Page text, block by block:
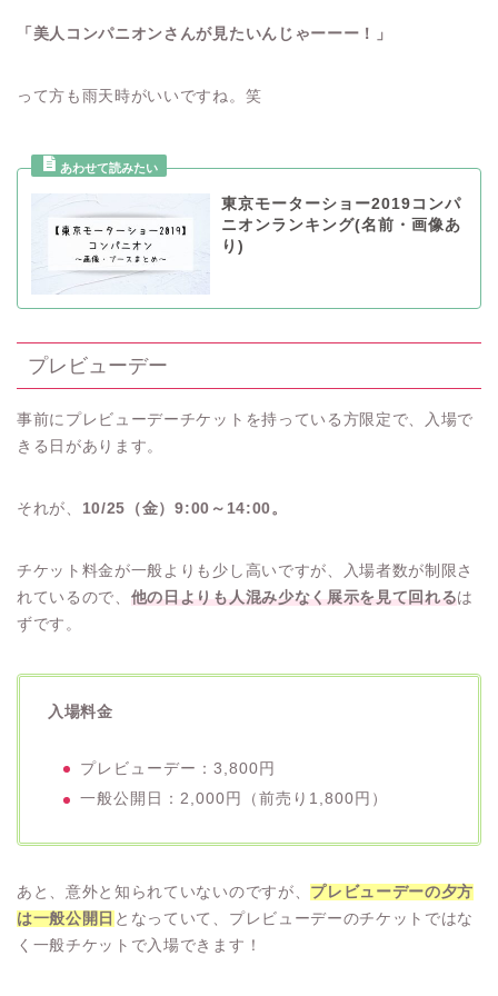
「美人コンパニオンさんが見たいんじゃーーー！」
って方も雨天時がいいですね。笑
東京モーターショー2019コンパ
ニオンランキング(名前・画像あ
り)
プレビューデー
事前にプレビューデーチケットを持っている方限定で、入場で
きる日があります。
それが、 10/25（金）9:00～14:00。
チケット料金が一般よりも少し高いですが、入場者数が制限さ
れているので、 他の日よりも人混み少なく展示を見て回れるは
ずです。
入場料金
プレビューデー：3,800円
一般公開日：2,000円（前売り1,800円）
あと、意外と知られていないのですが、 プレビューデーの夕方
は一般公開日 となっていて、プレビューデーのチケットではな
く一般チケットで入場できます！